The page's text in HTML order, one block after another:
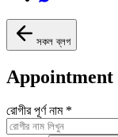
সকল ব্লগ
Appointment
রোগীর পূর্ণ নাম *